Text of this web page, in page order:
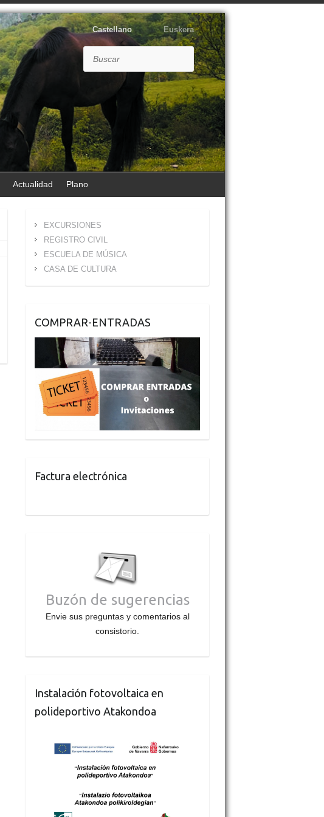
Castellano Euskera
Actualidad Plano
EXCURSIONES
REGISTRO CIVIL
ESCUELA DE MÚSICA
CASA DE CULTURA
COMPRAR-ENTRADAS
Factura electrónica
Buzón de sugerencias
Envie sus preguntas y comentarios al
consistorio.
Instalación fotovoltaica en
polideportivo Atakondoa